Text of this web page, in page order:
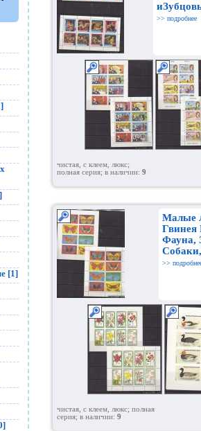
[1]
>> подробнее
чистая, с клеем, люкс;
полная серия; в наличии: 9
Малые
Гвинея
Фауна,
>>
чистая, с клеем, люкс; полная
серия; в наличии: 9